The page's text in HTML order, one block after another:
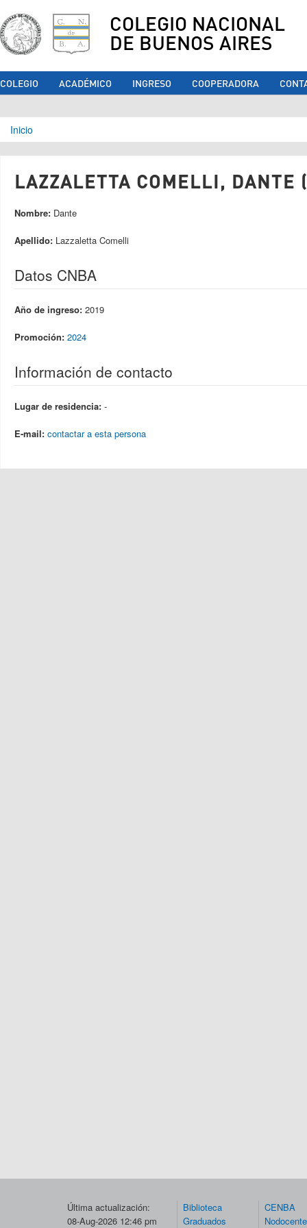
COLEGIO NACIONAL
DE BUENOS AIRES
COLEGIO ACADÉMICO INGRESO COOPERADORA
Se encuentra usted aquí
Inicio
LAZZALETTA COMELLI, DANTE
Nombre: Dante
Apellido: Lazzaletta Comelli
Datos CNBA
Año de ingreso: 2019
Promoción: 2024
Información de contacto
Lugar de residencia: -
E-mail: contactar a esta persona
Última actualización:
08-Aug-2026 12:46 pm
Biblioteca
Graduados
CENBA